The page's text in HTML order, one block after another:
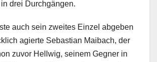
drei Durchgängen.
auch sein zweites Einzel abgeben
agierte Sebastian Maibach, der
zuvor Hellwig, seinem Gegner in